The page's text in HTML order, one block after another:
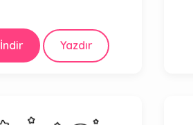
İndir Yazdır